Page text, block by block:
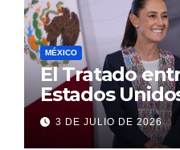
MÉXICO
El Tratado
Estados
MEC) se
2036:
3 DE JULIO DE 2026